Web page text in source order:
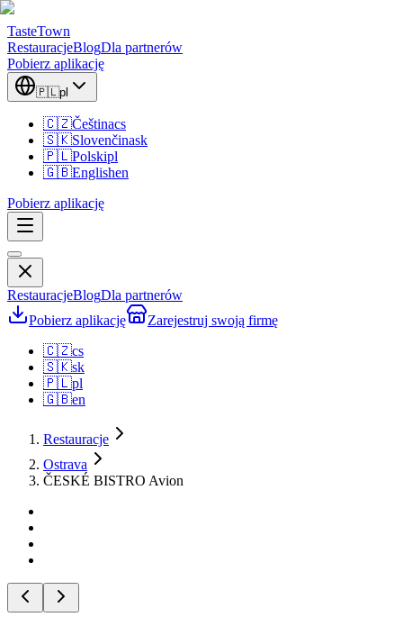
TasteTown
RestauracjeBlogDla partnerów
Pobierz aplikację
🇵🇱pl
🇨🇿Češtinacs
🇸🇰Slovenčinask
🇵🇱Polskipl
🇬🇧Englishen
Pobierz aplikację
RestauracjeBlogDla partnerów
Pobierz aplikację
Zarejestruj swoją firmę
🇨🇿cs
🇸🇰sk
🇵🇱pl
🇬🇧en
Restauracje
Ostrava
ČESKÉ BISTRO Avion